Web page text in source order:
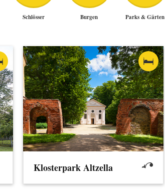
Schlösser Burgen Parks & Gärten
Klosterpark Altzella